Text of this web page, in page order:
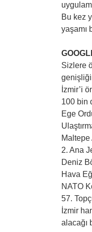
Bu kez
yaşamı
Sizlere
İzmir’i
100 bin
Ege
2. Ana
Deniz
Hava
NATO
57.
İzmir
alacağı